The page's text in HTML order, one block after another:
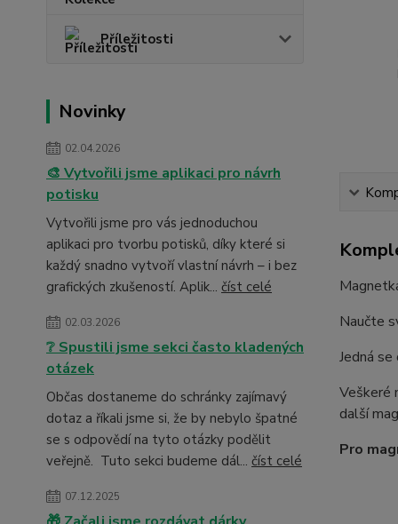
Příležitosti
Novinky
02.04.2026
🎨 Vytvořili jsme aplikaci pro návrh
potisku
Vytvořili jsme pro vás jednoduchou
aplikaci pro tvorbu potisků, díky které si
každý snadno vytvoří vlastní návrh – i bez
grafických zkušeností. Aplik... číst celé
02.03.2026
❔ Spustili jsme sekci často kladených
otázek
Občas dostaneme do schránky zajímavý
dotaz a říkali jsme si, že by nebylo špatné
se s odpovědí na tyto otázky podělit
veřejně. Tuto sekci budeme dál... číst celé
07.12.2025
Naučte
Jedná
Veškeré
další
Pro